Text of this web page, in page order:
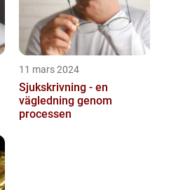
11 mars 2024
Sjukskrivning - en
vägledning genom
processen